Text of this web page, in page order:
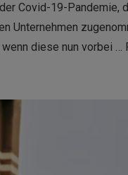
Covid-19-Pandemie,
Unternehmen
diese nun vorbei …